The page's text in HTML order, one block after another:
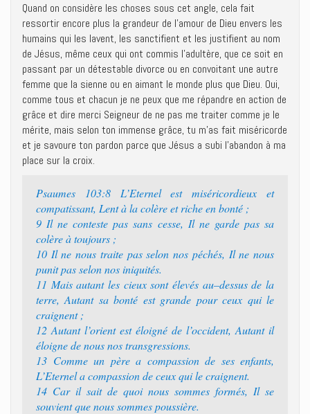
Quand on considère les choses sous cet angle, cela fait
ressortir encore plus la grandeur de l’amour de Dieu envers les
humains qui les lavent, les sanctifient et les justifient au nom
de Jésus, même ceux qui ont commis l’adultère, que ce soit en
passant par un détestable divorce ou en convoitant une autre
femme que la sienne ou en aimant le monde plus que Dieu. Oui,
comme tous et chacun je ne peux que me répandre en action de
grâce et dire merci Seigneur de ne pas me traiter comme je le
mérite, mais selon ton immense grâce, tu m’as fait miséricorde
et je savoure ton pardon parce que Jésus a subi l’abandon à ma
place sur la croix.
Psaumes 103:8 L’Eternel est miséricordieux et
compatissant, Lent à la colère et riche en bonté ;
9 Il ne conteste pas sans cesse, Il ne garde pas sa
colère à toujours ;
10 Il ne nous traite pas selon nos péchés, Il ne nous
punit pas selon nos iniquités.
11 Mais autant les cieux sont élevés au–dessus de la
terre, Autant sa bonté est grande pour ceux qui le
craignent ;
12 Autant l’orient est éloigné de l’occident, Autant il
éloigne de nous nos transgressions.
13 Comme un père a compassion de ses enfants,
L’Eternel a compassion de ceux qui le craignent.
14 Car il sait de quoi nous sommes formés, Il se
souvient que nous sommes poussière.